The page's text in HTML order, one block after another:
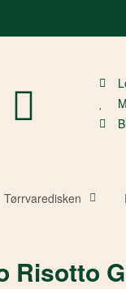
Tørrvaredisken
Risotto